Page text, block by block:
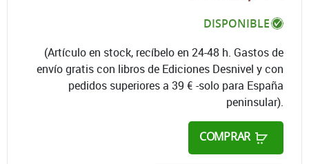
DISPONIBLE
(Artículo en stock, recíbelo en 24-48 h. Gastos de
envío gratis con libros de Ediciones Desnivel y con
pedidos superiores a 39 € -solo para España
peninsular).
COMPRAR